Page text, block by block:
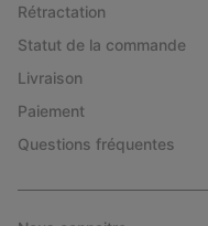
Rétractation
Statut de la commande
Livraison
Paiement
Questions fréquentes